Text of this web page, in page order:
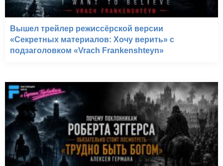
Вышел трейлер режиссёрской версии
«Секретных материалов: Хочу верить» с
подзаголовком «Vrach Frankenshteyn»